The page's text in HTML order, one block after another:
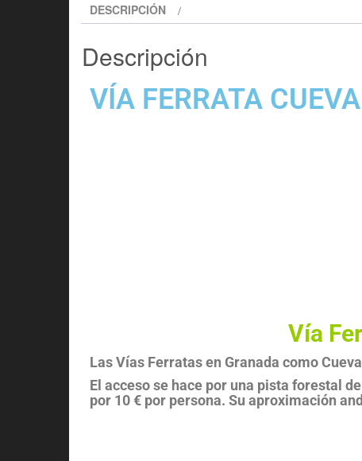
DESCRIPCIÓN
Descripción
VÍA FERRATA
Vía
Las Vías Ferratas en Granada como
El acceso se hace por una pista forestal
por 10 € por persona. Su aproximación